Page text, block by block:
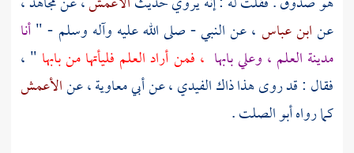
عنابن عباس ، عن النبي - صلى الله عليه وآله وسلم - "أنا
مدينة العلم ، وعلي بابها ، فمن أراد العلم فليأتها من بابها " ،
فقال : قد روى هذا ذاكالفيدي، عنأبي معاوية، عنالأعمش
كما رواهأبو الصلت.